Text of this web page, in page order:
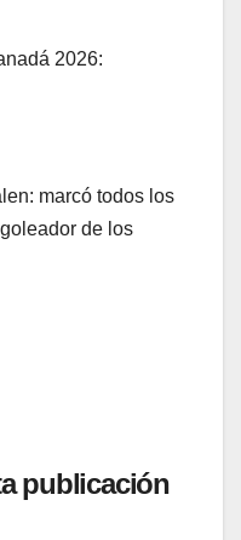
2026:
publicación